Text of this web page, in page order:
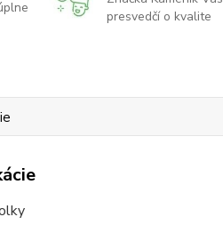
presvedčí o kvalite